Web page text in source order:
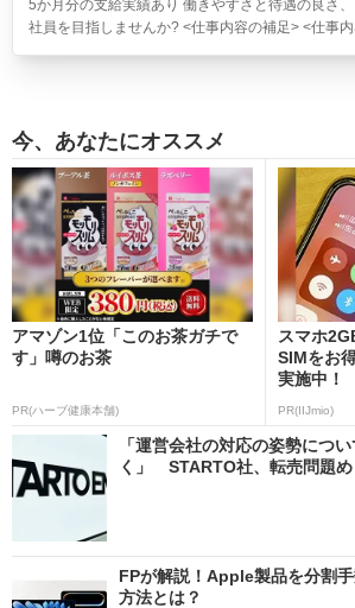
5か月分の支給実績あり 働きやすさと待遇の良さ
社員を目指しませんか? <仕事内容の補足> <仕事
今、あなたにオススメ
アマゾン1位「このお茶ガチで
す」噂のお茶
PR(ハーブ健康本舗)
スマホ
SIMをお
実施中！
PR(IIJmio)
「運営会社の対応の姿勢につ
く」 STARTO社、転売問題め
FPが解説！Apple製品を分割
方法とは？